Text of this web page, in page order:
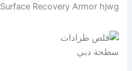
Surface Recovery Armor hjwg
سطحة دبي